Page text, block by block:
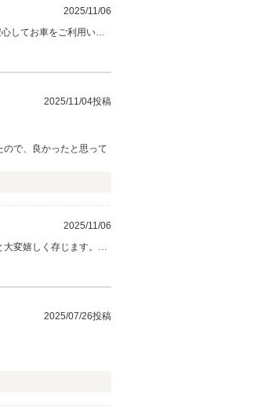
2025/11/06
してお車をご利用いた
2025/11/04投稿
で、良かったと思って
2025/11/06
変嬉しく存じます。お
2025/07/26投稿